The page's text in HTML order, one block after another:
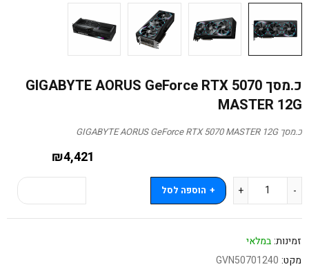
כ.מסך GIGABYTE AORUS GeForce RTX 5070
MASTER 12G
כ.מסך GIGABYTE AORUS GeForce RTX 5070 MASTER 12G
₪4,421
הוספה לסל
זמינות:במלאי
מקט: GVN50701240